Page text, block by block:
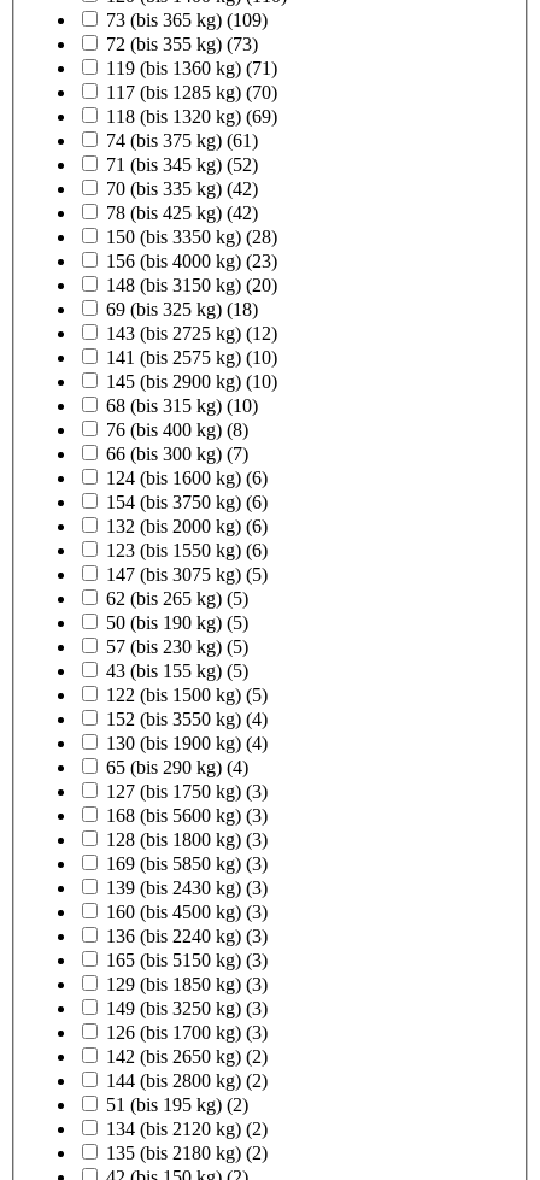
73 (bis 365 kg) (109)
72 (bis 355 kg) (73)
119 (bis 1360 kg) (71)
117 (bis 1285 kg) (70)
118 (bis 1320 kg) (69)
74 (bis 375 kg) (61)
71 (bis 345 kg) (52)
70 (bis 335 kg) (42)
78 (bis 425 kg) (42)
150 (bis 3350 kg) (28)
156 (bis 4000 kg) (23)
148 (bis 3150 kg) (20)
69 (bis 325 kg) (18)
143 (bis 2725 kg) (12)
141 (bis 2575 kg) (10)
145 (bis 2900 kg) (10)
68 (bis 315 kg) (10)
76 (bis 400 kg) (8)
66 (bis 300 kg) (7)
124 (bis 1600 kg) (6)
154 (bis 3750 kg) (6)
132 (bis 2000 kg) (6)
123 (bis 1550 kg) (6)
147 (bis 3075 kg) (5)
62 (bis 265 kg) (5)
50 (bis 190 kg) (5)
57 (bis 230 kg) (5)
43 (bis 155 kg) (5)
122 (bis 1500 kg) (5)
152 (bis 3550 kg) (4)
130 (bis 1900 kg) (4)
65 (bis 290 kg) (4)
127 (bis 1750 kg) (3)
168 (bis 5600 kg) (3)
128 (bis 1800 kg) (3)
169 (bis 5850 kg) (3)
139 (bis 2430 kg) (3)
160 (bis 4500 kg) (3)
136 (bis 2240 kg) (3)
165 (bis 5150 kg) (3)
129 (bis 1850 kg) (3)
149 (bis 3250 kg) (3)
126 (bis 1700 kg) (3)
142 (bis 2650 kg) (2)
144 (bis 2800 kg) (2)
51 (bis 195 kg) (2)
134 (bis 2120 kg) (2)
135 (bis 2180 kg) (2)